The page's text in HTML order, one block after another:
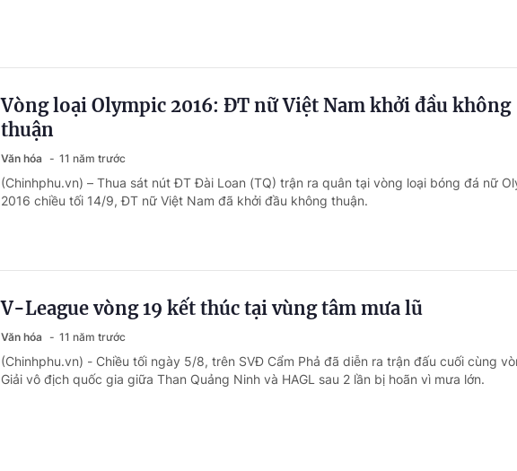
Vòng loại Olympic 2016: ĐT nữ Việt Nam khởi đầu không
thuận
Văn hóa 11 năm trước
(Chinhphu.vn) – Thua sát nút ĐT Đài Loan (TQ) trận ra quân tại vòng loại bóng đá nữ
2016 chiều tối 14/9, ĐT nữ Việt Nam đã khởi đầu không thuận.
V-League vòng 19 kết thúc tại vùng tâm mưa lũ
Văn hóa 11 năm trước
(Chinhphu.vn) - Chiều tối ngày 5/8, trên SVĐ Cẩm Phả đã diễn ra trận đấu cuối cùng
Giải vô địch quốc gia giữa Than Quảng Ninh và HAGL sau 2 lần bị hoãn vì mưa lớn.